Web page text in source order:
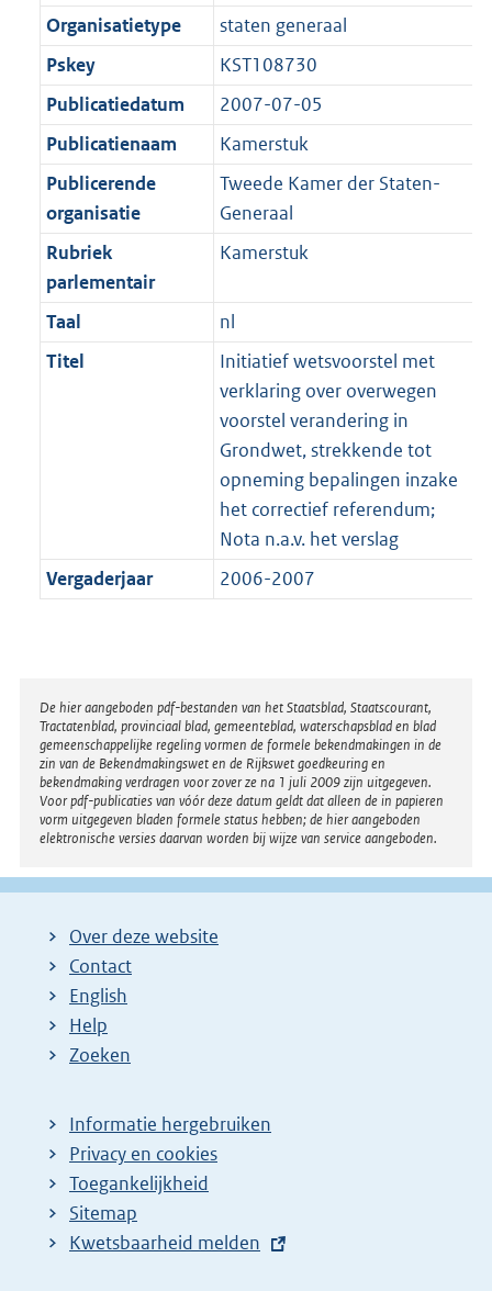
Organisatietype
staten generaal
Pskey
KST108730
Publicatiedatum
2007-07-05
Publicatienaam
Kamerstuk
Publicerende
organisatie
Tweede Kamer der Staten-
Generaal
Rubriek
parlementair
Kamerstuk
Taal
nl
Titel
Initiatief wetsvoorstel met
verklaring over overwegen
voorstel verandering in
Grondwet, strekkende tot
opneming bepalingen inzake
het correctief referendum;
Nota n.a.v. het verslag
Vergaderjaar
2006-2007
Disclaimer
De hier aangeboden pdf-bestanden van het Staatsblad, Staatscourant,
Tractatenblad, provinciaal blad, gemeenteblad, waterschapsblad en blad
gemeenschappelijke regeling vormen de formele bekendmakingen in de
zin van de Bekendmakingswet en de Rijkswet goedkeuring en
bekendmaking verdragen voor zover ze na 1 juli 2009 zijn uitgegeven.
Voor pdf-publicaties van vóór deze datum geldt dat alleen de in papieren
vorm uitgegeven bladen formele status hebben; de hier aangeboden
elektronische versies daarvan worden bij wijze van service aangeboden.
Over deze website
Contact
English
Help
Zoeken
Informatie hergebruiken
Privacy en cookies
Toegankelijkheid
Sitemap
E
Kwetsbaarheid melden